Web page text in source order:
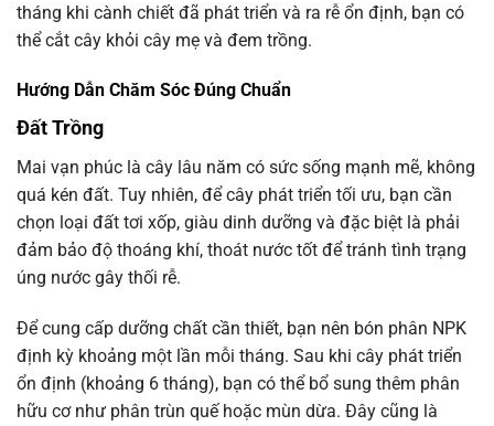
tháng khi cành chiết đã phát triển và ra rễ ổn định, bạn có
thể cắt cây khỏi cây mẹ và đem trồng.
Hướng Dẫn Chăm Sóc Đúng Chuẩn
Đất Trồng
Mai vạn phúc là cây lâu năm có sức sống mạnh mẽ, không
quá kén đất. Tuy nhiên, để cây phát triển tối ưu, bạn cần
chọn loại đất tơi xốp, giàu dinh dưỡng và đặc biệt là phải
đảm bảo độ thoáng khí, thoát nước tốt để tránh tình trạng
úng nước gây thối rễ.
Để cung cấp dưỡng chất cần thiết, bạn nên bón phân NPK
định kỳ khoảng một lần mỗi tháng. Sau khi cây phát triển
ổn định (khoảng 6 tháng), bạn có thể bổ sung thêm phân
hữu cơ như phân trùn quế hoặc mùn dừa. Đây cũng là